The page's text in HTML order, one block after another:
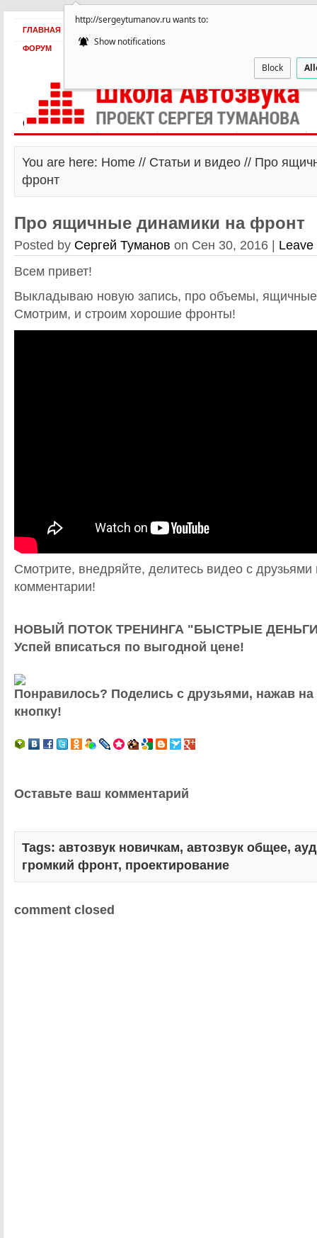
http://sergeytumanov.ru wants to:
Show notifications
Block
ГЛАВНАЯ
ФОРУМ
Статьи и видео Интервью Как оплатить? Заработать!
You are here: Home // Статьи и видео // Про
фронт
Про ящичные динамики на фронт
Posted by Сергей Туманов on Сен 30, 2016 | Leave
Всем привет!
Выкладываю новую запись, про объемы,
Смотрим, и строим хорошие фронты!
Смотрите, внедряйте, делитесь видео с
комментарии!
НОВЫЙ ПОТОК ТРЕНИНГА "БЫСТРЫЕ
Успей вписаться по выгодной цене!
Понравилось? Поделись с друзьями, нажав
кнопку!
Оставьте ваш комментарий
Tags: автозвук новичкам, автозвук общее,
громкий фронт, проектирование
comment closed